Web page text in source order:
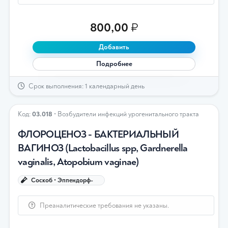
800,00 ₽
Добавить
Подробнее
Срок выполнения: 1 календарный день
Код:03.018 • Возбудители инфекций урогенитального тракта
ФЛОРОЦЕНОЗ - БАКТЕРИАЛЬНЫЙ
ВАГИНОЗ (Lactobacillus spp, Gardnerella
vaginalis, Atopobium vaginae)
Соскоб • Эппендорф-
Преаналитические требования не указаны.